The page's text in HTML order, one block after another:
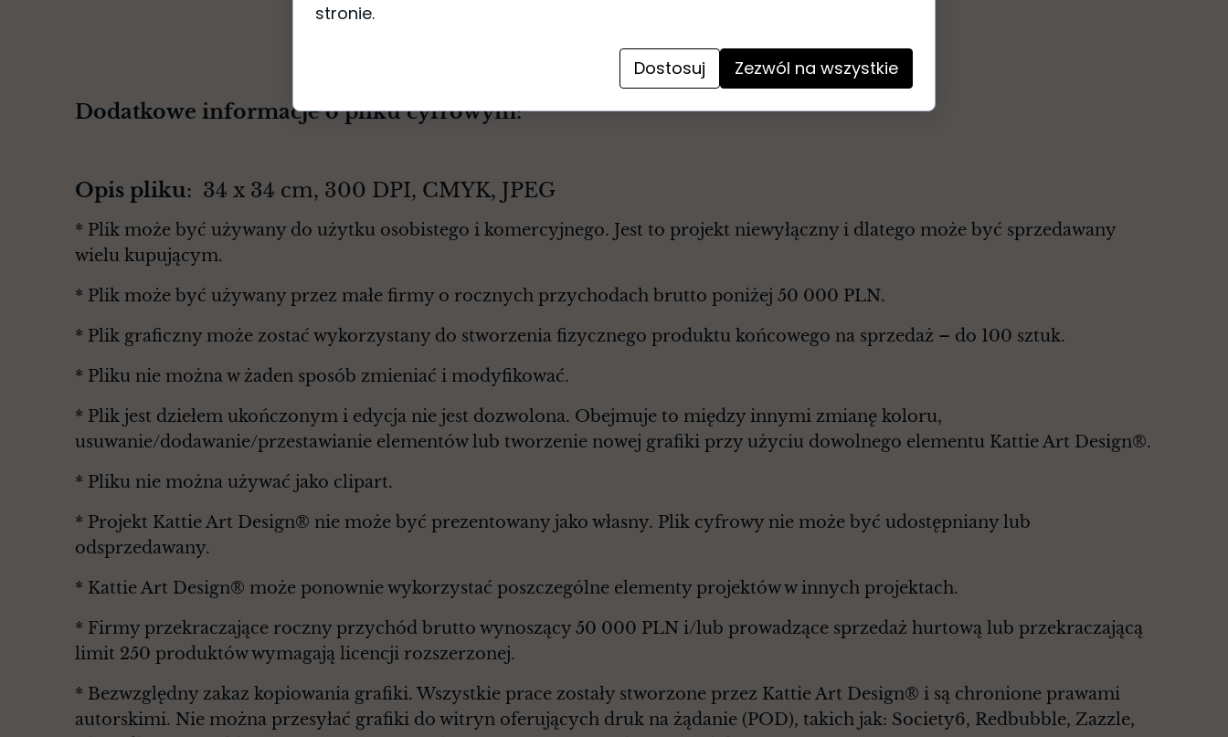
Dodatkowe informacje o pliku cyfrowym:
Opis pliku: 34 x 34 cm, 300 DPI, CMYK, JPEG
* Plik może być używany do użytku osobistego i komercyjnego. Jest to projekt niewyłączny i dlatego może być sprzedawany
wielu kupującym.
* Plik może być używany przez małe firmy o rocznych przychodach brutto poniżej 50 000 PLN.
* Plik graficzny może zostać wykorzystany do stworzenia fizycznego produktu końcowego na sprzedaż – do 100 sztuk.
* Pliku nie można w żaden sposób zmieniać i modyfikować.
* Plik jest dziełem ukończonym i edycja nie jest dozwolona. Obejmuje to między innymi zmianę koloru,
usuwanie/dodawanie/przestawianie elementów lub tworzenie nowej grafiki przy użyciu dowolnego elementu Kattie Art Design®.
* Pliku nie można używać jako clipart.
* Projekt Kattie Art Design® nie może być prezentowany jako własny. Plik cyfrowy nie może być udostępniany lub
odsprzedawany.
* Kattie Art Design® może ponownie wykorzystać poszczególne elementy projektów w innych projektach.
* Firmy przekraczające roczny przychód brutto wynoszący 50 000 PLN i/lub prowadzące sprzedaż hurtową lub przekraczającą
limit 250 produktów wymagają licencji rozszerzonej.
* Bezwzględny zakaz kopiowania grafiki. Wszystkie prace zostały stworzone przez Kattie Art Design® i są chronione prawami
autorskimi. Nie można przesyłać grafiki do witryn oferujących druk na żądanie (POD), takich jak: Society6, Redbubble, Zazzle,
stronie.
Dostosuj Zezwól na wszystkie